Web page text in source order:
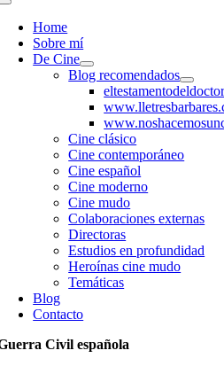
Toggle
NavigationHome
Sobre mí
De Cine
Blog recomendados
Cine clásico
Cine contemporáneo
Cine español
Cine moderno
Cine mudo
Colaboraciones externas
Directoras
Estudios en profundidad
Heroínas cine mudo
Temáticas
Blog
Contacto
Civil española